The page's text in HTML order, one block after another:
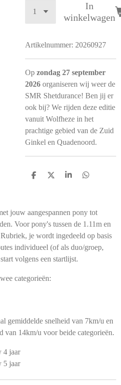
In
winkelwagen
Artikelnummer: 20260927
Op zondag 27 september
2026 organiseren wij weer de
SMR Shetdurance! Ben jij er
ook bij? We rijden deze editie
vanuit Wolfheze in het
prachtige gebied van de Zuid
Ginkel en Quadenoord.
D
D
S
D
jouw aangespannen pony tot
Voor pony's tussen de 1.11m en
je wordt ingedeeld op basis
individueel (of als duo/groep,
volgens een startlijst.
categorieën:
gemiddelde snelheid van 7km/u en
van 14km/u voor beide categorieën.
4 jaar
5 jaar